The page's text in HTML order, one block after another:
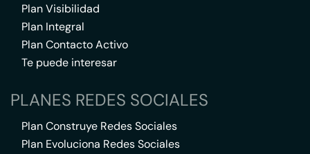
Plan Visibilidad
Plan Integral
Plan Contacto Activo
Te puede interesar
PLANES REDES SOCIALES
Plan Construye Redes Sociales
Plan Evoluciona Redes Sociales